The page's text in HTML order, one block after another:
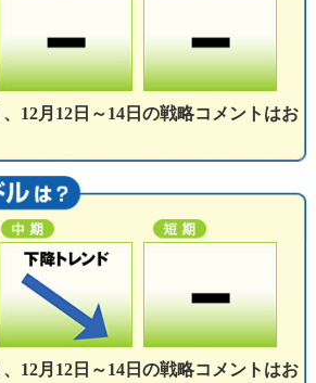
12月12日～14日の戦略コメントはお
12月12日～14日の戦略コメントはお